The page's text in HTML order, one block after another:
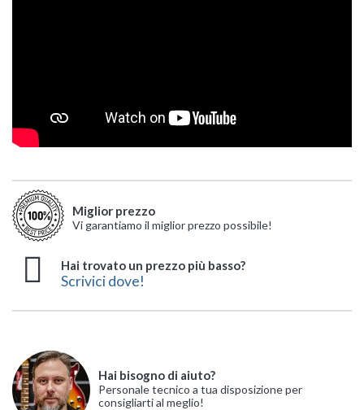
Miglior prezzo
Vi garantiamo il miglior prezzo possibile!
Hai trovato un prezzo più basso?
Scrivici dove!
Hai bisogno di aiuto?
Personale tecnico a tua disposizione per
consigliarti al meglio!